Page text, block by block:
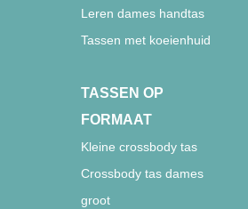
Leren dames handtas
Tassen met koeienhuid
TASSEN OP
FORMAAT
Kleine crossbody tas
Crossbody tas dames
groot